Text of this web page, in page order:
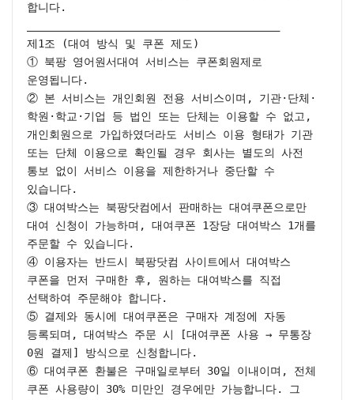
합니다.
제1조 (대여 방식 및 쿠폰 제도)
① 북팡 영어원서대여 서비스는 쿠폰회원제로
운영됩니다.
② 본 서비스는 개인회원 전용 서비스이며, 기관·단체·
학원·학교·기업 등 법인 또는 단체는 이용할 수 없고,
개인회원으로 가입하였더라도 서비스 이용 형태가 기관
또는 단체 이용으로 확인될 경우 회사는 별도의 사전
통보 없이 서비스 이용을 제한하거나 중단할 수
있습니다.
③ 대여박스는 북팡닷컴에서 판매하는 대여쿠폰으로만
대여 신청이 가능하며, 대여쿠폰 1장당 대여박스 1개를
주문할 수 있습니다.
④ 이용자는 반드시 북팡닷컴 사이트에서 대여박스
쿠폰을 먼저 구매한 후, 원하는 대여박스를 직접
선택하여 주문해야 합니다.
⑤ 결제와 동시에 대여쿠폰은 구매자 계정에 자동
등록되며, 대여박스 주문 시 [대여쿠폰 사용 → 무통장
0원 결제] 방식으로 신청합니다.
⑥ 대여쿠폰 환불은 구매일로부터 30일 이내이며, 전체
쿠폰 사용량이 30% 미만인 경우에만 가능합니다. 그